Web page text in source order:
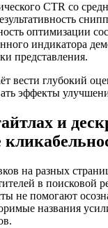
CTR со
оптимизации
индикатора
представления.
вести глубокий
эффекты
и
на разных
в поисковой
не помогают
названия